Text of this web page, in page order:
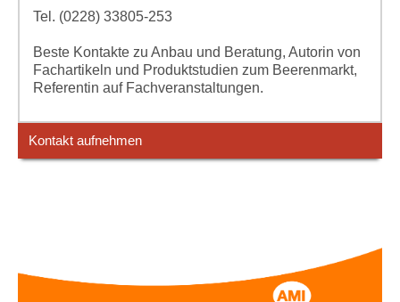
Tel. (0228) 33805-253
Beste Kontakte zu Anbau und Beratung, Autorin von
Fachartikeln und Produktstudien zum Beerenmarkt,
Referentin auf Fachveranstaltungen.
Kontakt aufnehmen